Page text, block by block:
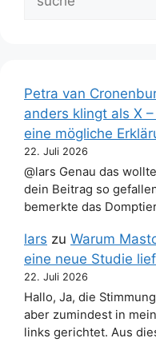
Petra van
anders klingt als X
eine mögliche
22. Juli 2026
@lars Genau das
dein Beitrag so
bemerkte das
lars zu Warum
eine neue Studie
22. Juli 2026
Hallo, Ja, die
aber zumindest in
links gerichtet. Aus